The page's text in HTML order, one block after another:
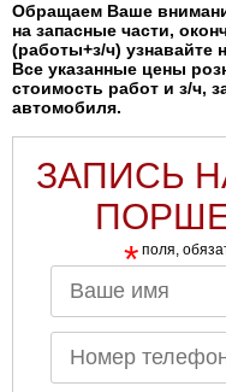
Обращаем Ваше
на запасные части,
(работы+з/ч) узнавайте
Все указанные цены
стоимость работ и з/ч,
автомобиля.
ЗАПИСЬ
ПОРШЕ
* поля,